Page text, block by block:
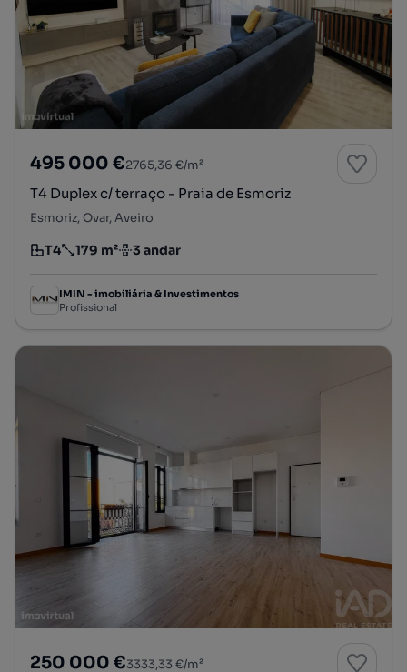
495 000 €2765,36 €/m²
T4 Duplex c/ terraço - Praia de Esmoriz
Esmoriz, Ovar, Aveiro
Tipologia
T4
Preço por metro quadrado
179 m²
Andar 3 andar
IMIN - imobiliária & Investimentos
Profissional
250 000 €3333,33 €/m²